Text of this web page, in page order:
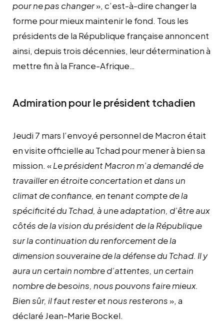
pour ne pas changer», c’est-à-dire changer la
forme pour mieux maintenir le fond. Tous les
présidents de la République française annoncent
ainsi, depuis trois décennies, leur détermination à
mettre fin à la France-Afrique…
Admiration pour le président tchadien
Jeudi 7 mars l’envoyé personnel de Macron était
en visite officielle au Tchad pour mener à bien sa
mission. «Le président Macron m’a demandé de
travailler en étroite concertation et dans un
climat de confiance, en tenant compte de la
spécificité du Tchad, à une adaptation, d’être aux
côtés de la vision du président de la République
sur la continuation du renforcement de la
dimension souveraine de la défense du Tchad. Il y
aura un certain nombre d’attentes, un certain
nombre de besoins, nous pouvons faire mieux.
Bien sûr, il faut rester et nous resterons», a
déclaré Jean-Marie Bockel.